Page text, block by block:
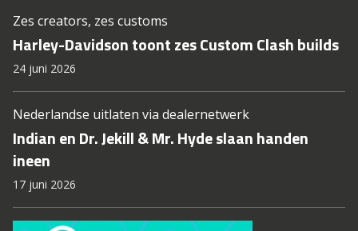
Zes creators, zes customs
Harley-Davidson toont zes Custom Clash builds
24 juni 2026
Nederlandse uitlaten via dealernetwerk
Indian en Dr. Jekill & Mr. Hyde slaan handen
ineen
17 juni 2026